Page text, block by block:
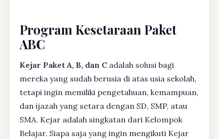
Program Kesetaraan Paket
ABC
Kejar Paket A, B, dan C adalah solusi bagi
mereka yang sudah berusia di atas usia sekolah,
tetapi ingin memiliki pengetahuan, kemampuan,
dan ijazah yang setara dengan SD, SMP, atau
SMA. Kejar adalah singkatan dari Kelompok
Belajar. Siapa saja yang ingin mengikuti Kejar